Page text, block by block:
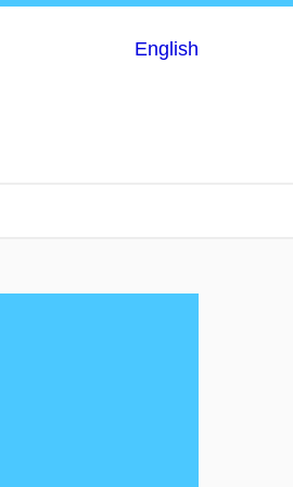
English